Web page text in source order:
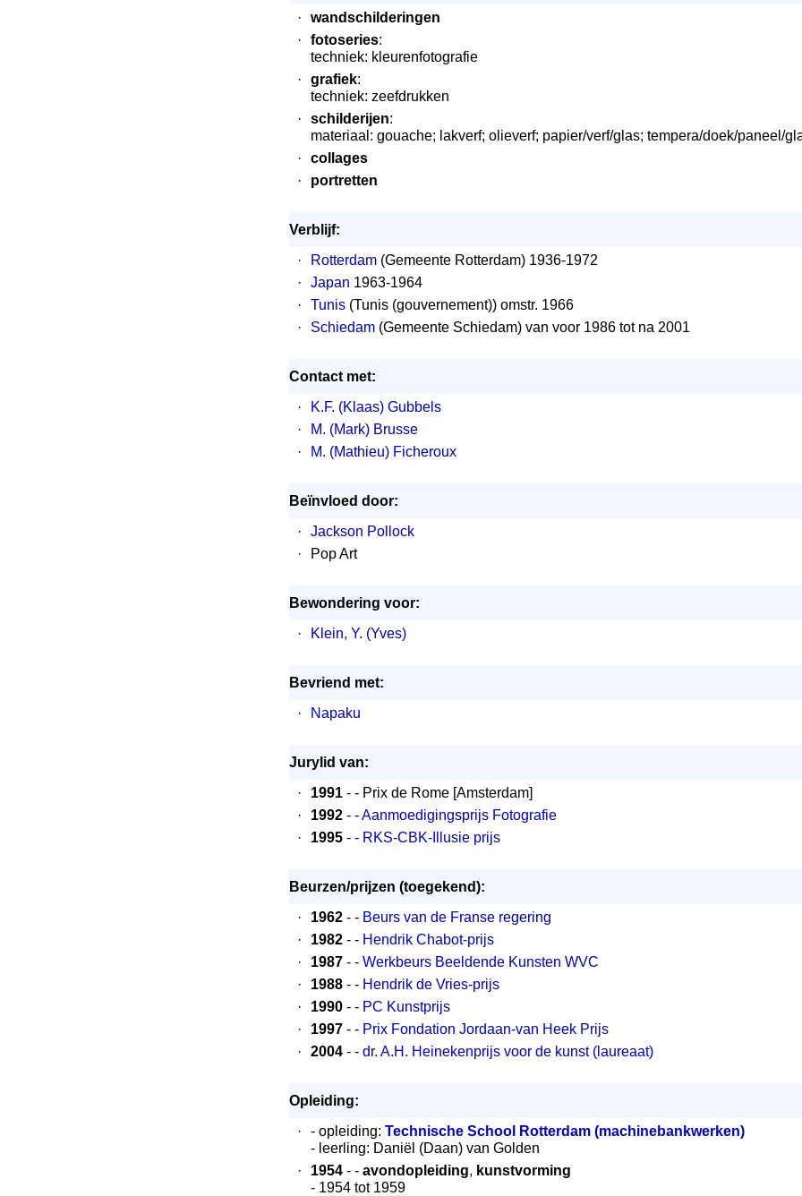
·
wandschilderingen
·
fotoseries:
techniek: kleurenfotografie
·
grafiek:
techniek: zeefdrukken
·
schilderijen:
materiaal: gouache; lakverf; olieverf; papier/verf/glas; tempera/doek/paneel/
·
collages
·
portretten
Verblijf:
·
Rotterdam(Gemeente Rotterdam) 1936-1972
·
Japan 1963-1964
·
Tunis(Tunis (gouvernement)) omstr. 1966
·
Schiedam(Gemeente Schiedam) van voor 1986 tot na 2001
Contact met:
·
K.F. (Klaas) Gubbels
·
M. (Mark) Brusse
·
M. (Mathieu) Ficheroux
Beïnvloed door:
·
Jackson Pollock
·
Pop Art
Bewondering voor:
·
Klein, Y. (Yves)
Bevriend met:
·
Napaku
Jurylid van:
·
1991- - Prix de Rome [Amsterdam]
·
1992- -Aanmoedigingsprijs Fotografie
·
1995- - RKS-CBK-Illusie prijs
Beurzen/prijzen (toegekend):
·
1962- - Beurs van de Franse regering
·
1982- - Hendrik Chabot-prijs
·
1987- - Werkbeurs Beeldende Kunsten WVC
·
1988- - Hendrik de Vries-prijs
·
1990- - PC Kunstprijs
·
1997- - Prix Fondation Jordaan-van Heek Prijs
·
2004- - dr. A.H. Heinekenprijs voor de kunst (laureaat)
Opleiding:
·
- opleiding: Technische School Rotterdam (machinebankwerken)
- leerling: Daniël (Daan) van Golden
·
1954- - avondopleiding, kunstvorming
- 1954 tot 1959